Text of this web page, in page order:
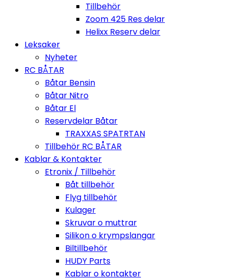
Tillbehör
Zoom 425 Res delar
Helixx Reserv delar
Leksaker
Nyheter
RC BÅTAR
Båtar Bensin
Båtar Nitro
Båtar El
Reservdelar Båtar
TRAXXAS SPATRTAN
Tillbehör RC BÅTAR
Kablar & Kontakter
Etronix / Tillbehör
Båt tillbehör
Flyg tillbehör
Kulager
Skruvar o muttrar
Silikon o krympslangar
Biltillbehör
HUDY Parts
Kablar o kontakter